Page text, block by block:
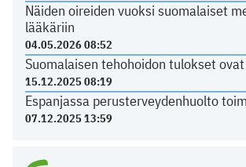
Näiden oireiden vuoksi suomalaiset
lääkäriin
04.05.2026 08:52
Suomalaisen tehohoidon tulokset
15.12.2025 08:19
Espanjassa perusterveydenhuolto
07.12.2025 13:59